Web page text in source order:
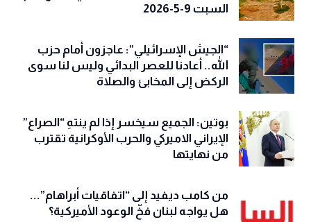
السبت 9-5-2026
“الجيش الإسرائيلي”: عاجزون أمام حزب
الله.. أعادنا للعصر البدائي وليس لنا سوى
الركض إلى المخابئ والصلاة
بوتين: الجميع سيخسر إذا لم ينتهِ “الصراع”
الإيراني الاميركي والحرب الأوكرانية تقترب
من نهايتها
من كامب ديفيد إلى “اتفاقيات أبراهام”...
هل يواجه لبنان فخّ الوعود الأميركية؟